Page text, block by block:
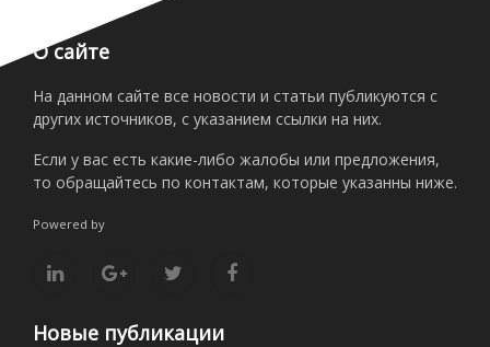
О сайте
На данном сайте все новости и статьи публикуются с
других источников, с указанием ссылки на них.
Если у вас есть какие-либо жалобы или предложения,
то обращайтесь по контактам, которые указанны ниже.
Powered by
Новые публикации